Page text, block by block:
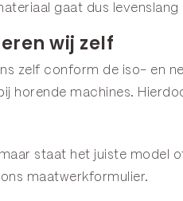
gaat dus
wij zelf
zelf conform de iso- en
horende machines.
staat het juiste model
maatwerkformulier.